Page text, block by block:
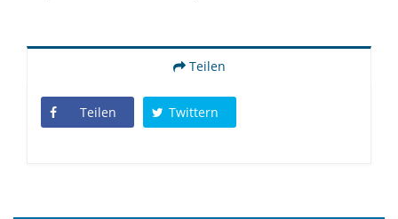
Teilen
Teilen Twittern